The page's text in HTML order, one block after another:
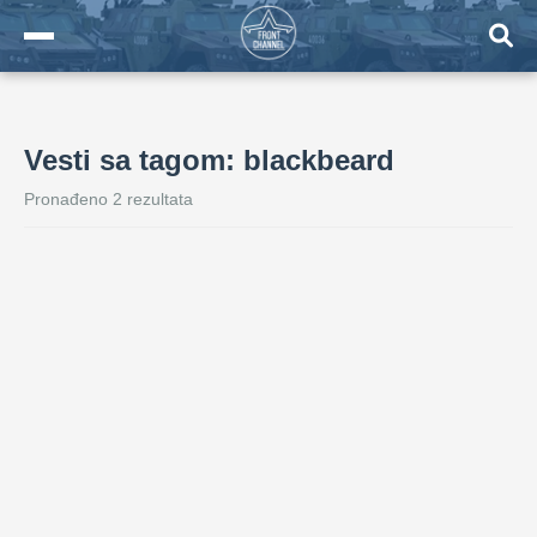
Vesti sa tagom: blackbeard
Pronađeno 2 rezultata